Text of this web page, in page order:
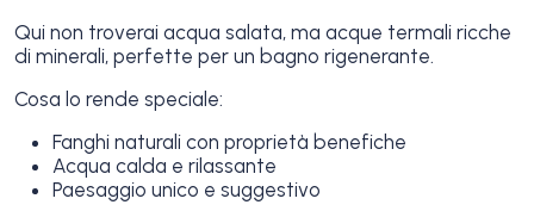
Qui non troverai acqua salata, ma acque termali ricche
di minerali, perfette per un bagno rigenerante.
Cosa lo rende speciale:
Fanghi naturali con proprietà benefiche
Acqua calda e rilassante
Paesaggio unico e suggestivo